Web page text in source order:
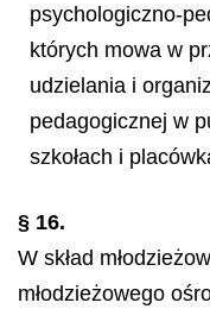
psychologiczno-
których mowa w
udzielania i
pedagogicznej w
szkołach i
§ 16.
W skład
młodzieżowego